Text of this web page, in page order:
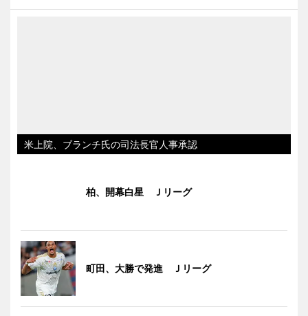
米上院、ブランチ氏の司法長官人事承認
柏、開幕白星 Ｊリーグ
町田、大勝で発進 Ｊリーグ